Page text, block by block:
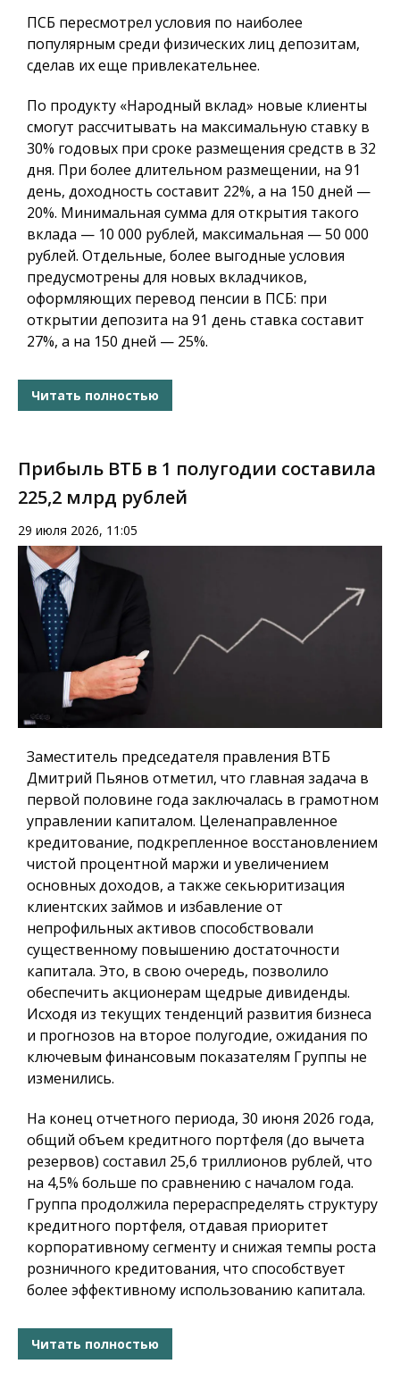
ПСБ пересмотрел условия по наиболее
популярным среди физических лиц депозитам,
сделав их еще привлекательнее.
По продукту «Народный вклад» новые клиенты
смогут рассчитывать на максимальную ставку в
30% годовых при сроке размещения средств в 32
дня. При более длительном размещении, на 91
день, доходность составит 22%, а на 150 дней —
20%. Минимальная сумма для открытия такого
вклада — 10 000 рублей, максимальная — 50 000
рублей. Отдельные, более выгодные условия
предусмотрены для новых вкладчиков,
оформляющих перевод пенсии в ПСБ: при
открытии депозита на 91 день ставка составит
27%, а на 150 дней — 25%.
Читать полностью
Прибыль ВТБ в 1 полугодии составила
225,2 млрд рублей
29 июля 2026, 11:05
Заместитель председателя правления ВТБ
Дмитрий Пьянов отметил, что главная задача в
первой половине года заключалась в грамотном
управлении капиталом. Целенаправленное
кредитование, подкрепленное восстановлением
чистой процентной маржи и увеличением
основных доходов, а также секьюритизация
клиентских займов и избавление от
непрофильных активов способствовали
существенному повышению достаточности
капитала. Это, в свою очередь, позволило
обеспечить акционерам щедрые дивиденды.
Исходя из текущих тенденций развития бизнеса
и прогнозов на второе полугодие, ожидания по
ключевым финансовым показателям Группы не
изменились.
На конец отчетного периода, 30 июня 2026 года,
общий объем кредитного портфеля (до вычета
резервов) составил 25,6 триллионов рублей, что
на 4,5% больше по сравнению с началом года.
Группа продолжила перераспределять структуру
кредитного портфеля, отдавая приоритет
корпоративному сегменту и снижая темпы роста
розничного кредитования, что способствует
более эффективному использованию капитала.
Читать полностью